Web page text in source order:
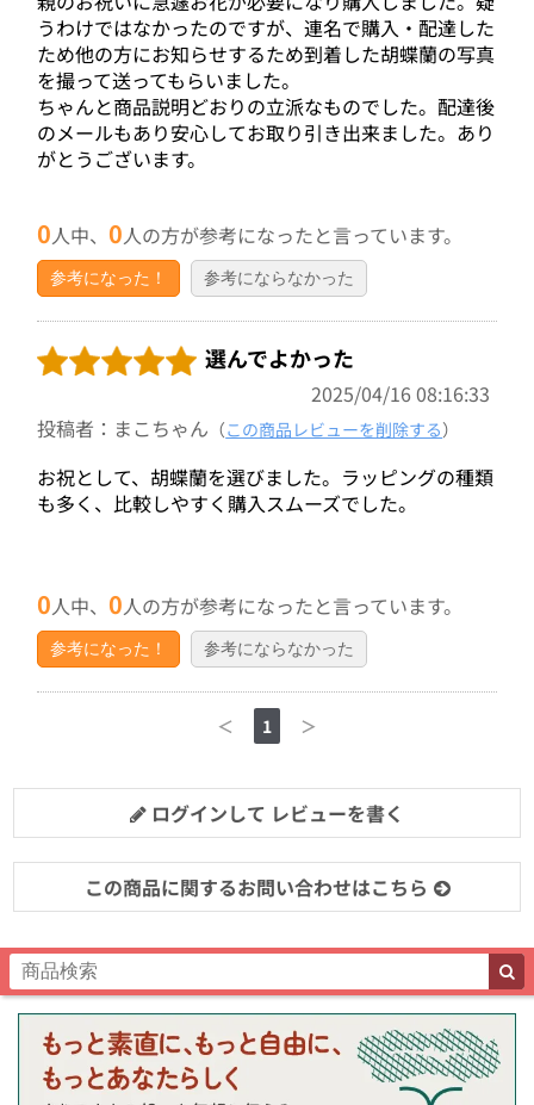
うわけではなかったのですが、連名で購入・配達した
ため他の方にお知らせするため到着した胡蝶蘭の写真
を撮って送ってもらいました。
ちゃんと商品説明どおりの立派なものでした。配達後
のメールもあり安心してお取り引き出来ました。あり
がとうございます。
0人中、0人の方が参考になったと言っています。
参考になった！ 参考にならなかった
選んでよかった
2025/04/16 08:16:33
投稿者：まこちゃん （この商品レビューを削除する）
お祝として、胡蝶蘭を選びました。ラッピングの種類
も多く、比較しやすく購入スムーズでした。
0人中、0人の方が参考になったと言っています。
参考になった！ 参考にならなかった
＜ 1 ＞
ログインして レビューを書く
この商品に関するお問い合わせはこちら